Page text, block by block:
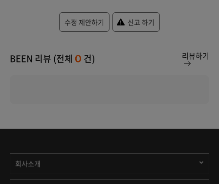
수정 제안하기 신고 하기
BEEN 리뷰 (전체 0 건) 리뷰하기
회사소개